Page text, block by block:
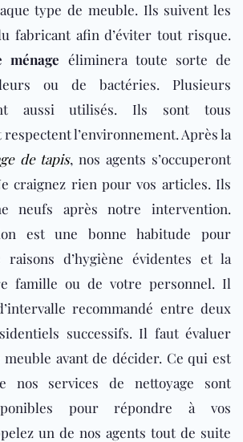
type de meuble. Ils suivent les
fabricant afin d’éviter tout risque.
ménage éliminera toute sorte de
ou de bactéries. Plusieurs
aussi utilisés. Ils sont tous
l’environnement. Après la
de tapis, nos agents s’occuperont
craignez rien pour vos articles. Ils
neufs après notre intervention.
est une bonne habitude pour
raisons d’hygiène évidentes et la
famille ou de votre personnel. Il
recommandé entre deux
successifs. Il faut évaluer
meuble avant de décider. Ce qui est
nos services de nettoyage sont
pour répondre à vos
un de nos agents tout de suite